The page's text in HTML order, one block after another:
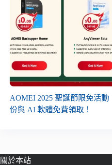
AOMEI 2025 聖誕節限免活
份與 AI 軟體免費領取！
關於本站